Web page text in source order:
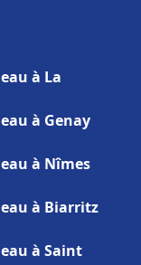
à La
à Genay
à Nîmes
à Biarritz
à Saint